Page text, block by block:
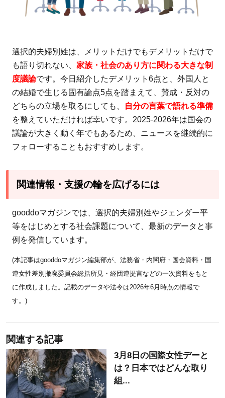
選択的夫婦別姓は、メリットだけでもデメリットだけで
も語り切れない、 家族・社会のあり方に関わる大きな制
度議論です。今日紹介したデメリット6点と、外国人と
の結婚で生じる固有論点5点を踏まえて、賛成・反対の
どちらの立場を取るにしても、
自分の言葉で語れる準備
を整えていただければ幸いです。2025-2026年は国会の
議論が大きく動く年でもあるため、ニュースを継続的に
フォローすることもおすすめします。
関連情報・支援の輪を広げるには
gooddoマガジンでは、選択的夫婦別姓やジェンダー平
等をはじめとする社会課題について、最新のデータと事
例を発信しています。
(本記事はgooddoマガジン編集部が、法務省・内閣府・国会資料・国
連女性差別撤廃委員会総括所見・経団連提言などの一次資料をもと
に作成しました。記載のデータや法令は2026年6月時点の情報で
す。)
関連する記事
3月8日の国際女性デーと
は？日本ではどんな取り
組...